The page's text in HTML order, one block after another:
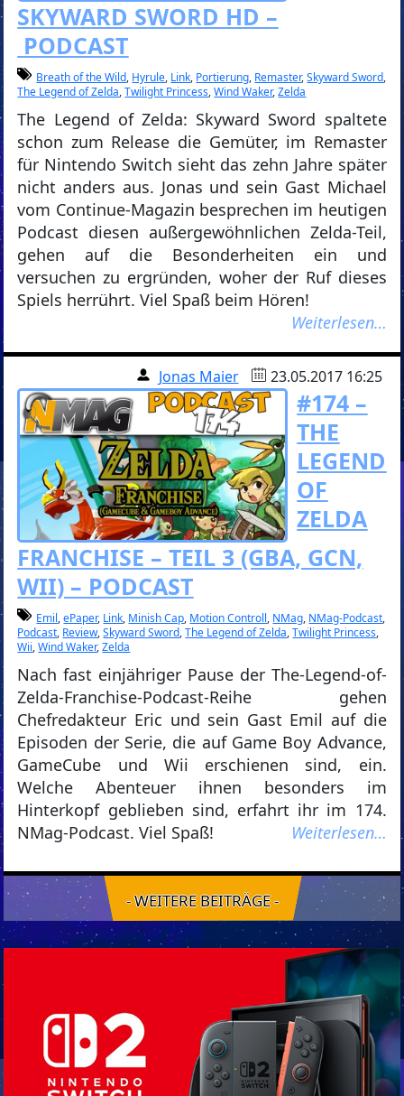
SKYWARD SWORD HD –
PODCAST
Breath of the Wild, Hyrule, Link, Portierung, Remaster,Skyward Sword,
The Legend of Zelda,Twilight Princess,Wind Waker,Zelda
The Legend of Zelda: Skyward Sword spaltete
schon zum Release die Gemüter, im Remaster
für Nintendo Switch sieht das zehn Jahre später
nicht anders aus. Jonas und sein Gast Michael
vom Continue-Magazin besprechen im heutigen
Podcast diesen außergewöhnlichen Zelda-Teil,
gehen auf die Besonderheiten ein und
versuchen zu ergründen, woher der Ruf dieses
Spiels herrührt. Viel Spaß beim Hören!
Weiterlesen…
Jonas Maier 23.05.2017 16:25
#174 –
THE
LEGEND
OF
ZELDA
FRANCHISE – TEIL 3 (GBA, GCN,
WII) – PODCAST
Emil,ePaper, Link, Minish Cap, Motion Controll, NMag, NMag-Podcast,
Podcast, Review,Skyward Sword,The Legend of Zelda,Twilight Princess,
Wii,Wind Waker,Zelda
Nach fast einjähriger Pause der The-Legend-of-
Zelda-Franchise-Podcast-Reihe gehen
Chefredakteur Eric und sein Gast Emil auf die
Episoden der Serie, die auf Game Boy Advance,
GameCube und Wii erschienen sind, ein.
Welche Abenteuer ihnen besonders im
Hinterkopf geblieben sind, erfahrt ihr im 174.
NMag-Podcast. Viel Spaß!
Weiterlesen…
- WEITERE BEITRÄGE -